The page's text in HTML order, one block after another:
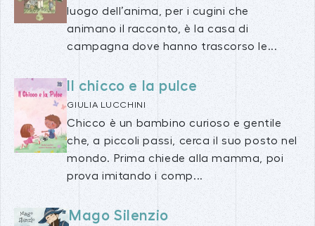
luogo dell’anima, per i cugini che
animano il racconto, è la casa di
campagna dove hanno trascorso le...
Il chicco e la pulce
GIULIA LUCCHINI
Chicco è un bambino curioso e gentile
che, a piccoli passi, cerca il suo posto nel
mondo. Prima chiede alla mamma, poi
prova imitando i comp...
Mago Silenzio